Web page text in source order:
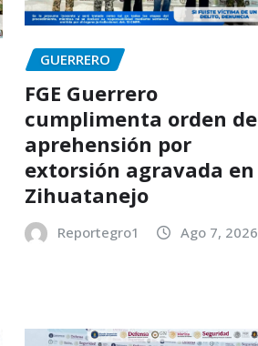
GUERRERO
FGE Guerrero
cumplimenta orden de
aprehensión por
extorsión agravada en
Zihuatanejo
Reportegro1 Ago 7, 2026